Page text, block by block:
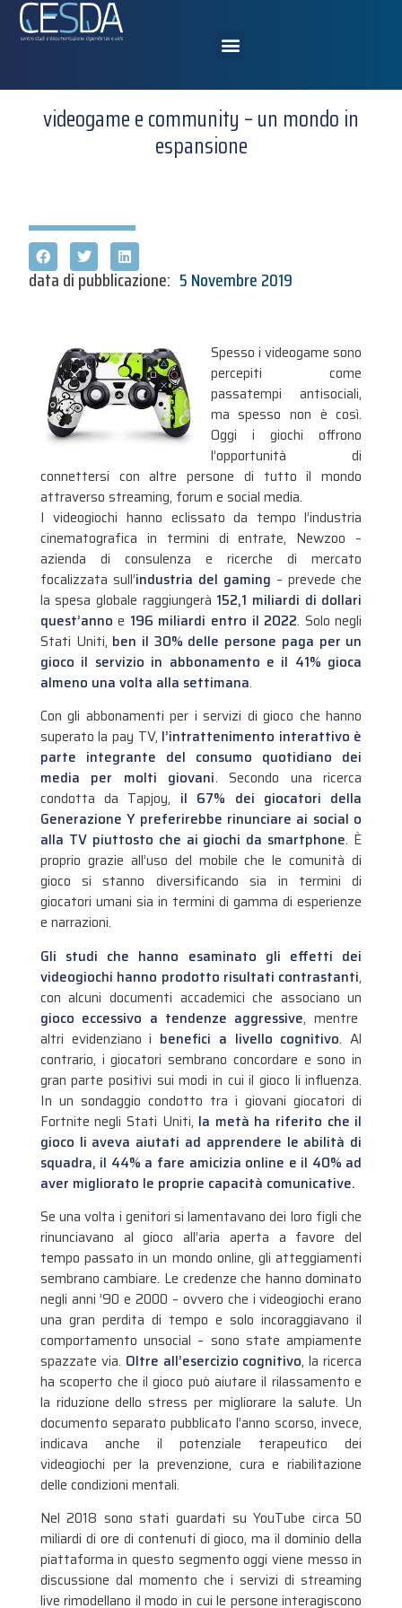
videogame e community – un mondo in
espansione
data di pubblicazione: 5 Novembre 2019
Spesso i videogame sono
percepiti come
passatempi antisociali,
ma spesso non è così.
Oggi i giochi offrono
l’opportunità di
connettersi con altre persone di tutto il mondo
attraverso streaming, forum e social media.
I videogiochi hanno eclissato da tempo l’industria
cinematografica in termini di entrate, Newzoo –
azienda di consulenza e ricerche di mercato
focalizzata sull’industria del gaming – prevede che
la spesa globale raggiungerà 152,1 miliardi di dollari
quest’annoe 196 miliardi entro il 2022. Solo negli
Stati Uniti, ben il 30% delle persone paga per un
gioco il servizio in abbonamento e il 41% gioca
almeno una volta alla settimana.
Con gli abbonamenti per i servizi di gioco che hanno
superato la pay TV, l’intrattenimento interattivo è
parte integrante del consumo quotidiano dei
media per molti giovani. Secondo una ricerca
condotta da Tapjoy, il 67% dei giocatori della
Generazione Y preferirebbe rinunciare ai social o
alla TV piuttosto che ai giochi da smartphone. È
proprio grazie all’uso del mobile che le comunità di
gioco si stanno diversificando sia in termini di
giocatori umani sia in termini di gamma di esperienze
e narrazioni.
Gli studi che hanno esaminato gli effetti dei
videogiochi hanno prodotto risultati contrastanti,
con alcuni documenti accademici che associano un
gioco eccessivo a tendenze aggressive, mentre
altri evidenziano i benefici a livello cognitivo. Al
contrario, i giocatori sembrano concordare e sono in
gran parte positivi sui modi in cui il gioco li influenza.
In un sondaggio condotto tra i giovani giocatori di
Fortnite negli Stati Uniti, la metà ha riferito che il
gioco li aveva aiutati ad apprendere le abilità di
squadra, il 44% a fare amicizia online e il 40% ad
aver migliorato le proprie capacità comunicative.
Se una volta i genitori si lamentavano dei loro figli che
rinunciavano al gioco all’aria aperta a favore del
tempo passato in un mondo online, gli atteggiamenti
sembrano cambiare. Le credenze che hanno dominato
negli anni ’90 e 2000 – ovvero che i videogiochi erano
una gran perdita di tempo e solo incoraggiavano il
comportamento unsocial – sono state ampiamente
spazzate via. Oltre all’esercizio cognitivo, la ricerca
ha scoperto che il gioco può aiutare il rilassamento e
la riduzione dello stress per migliorare la salute. Un
documento separato pubblicato l’anno scorso, invece,
indicava anche il potenziale terapeutico dei
videogiochi per la prevenzione, cura e riabilitazione
delle condizioni mentali.
Nel 2018 sono stati guardati su YouTube circa 50
miliardi di ore di contenuti di gioco, ma il dominio della
piattaforma in questo segmento oggi viene messo in
discussione dal momento che i servizi di streaming
live rimodellano il modo in cui le persone interagiscono